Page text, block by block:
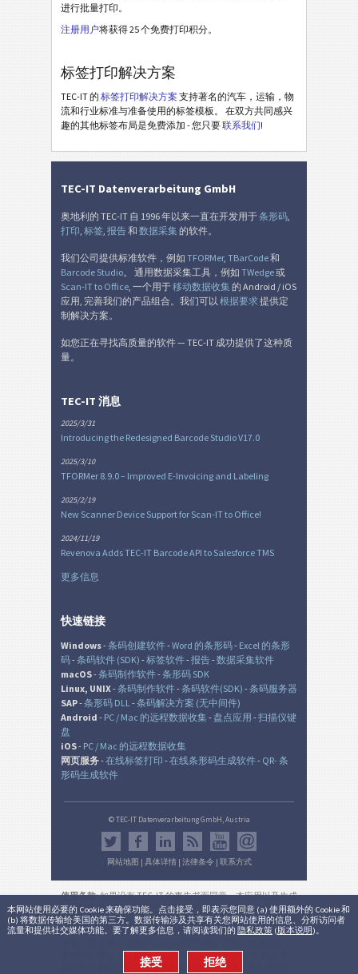
本网站使用必要的 Cookie 来确保功能。点击接受，即表示您同意 (a) 使用额外的 Cookie 和
(b) 将数据传输给美国的第三方。数据传输涉及共享有关您网站使用的信息、分析访问者
流量和提供社交媒体功能。要了解更多信息，请阅读我们的 隐私政策 (版本说明)。
接受 拒绝
BOSCH MAT Label 70*48
BOSCH Neutral 70x17mm
BOSCH Neutral 17x17mm
MAT
MAT 标签
I 库存标签
NF Nutrition Labels
€ SEPA 授权
₣ 瑞士 QR 账单
进行批量打印。
注册用户将获得 25 个免费打印积分。
标签打印解决方案
TEC-IT 的 标签打印解决方案 支持著名的汽车，运输，物
流和行业标准与准备使用的标签模板。 在双方共同感兴
趣的其他标签布局是免费添加 - 您只要联系我们!
TEC-IT Datenverarbeitung GmbH
奥地利的 TEC-IT 自 1996 年以来一直在开发用于条形码,
打印, 标签, 报告和 数据采集的软件。
我们公司提供标准软件，例如 TFORMer, TBarCode和
Barcode Studio。 通用数据采集工具，例如 TWedge或
Scan-IT to Office, 一个用于移动数据收集的 Android / iOS
应用, 完善我们的产品组合。我们可以 根据要求 提供定
制解决方案。
如您正在寻找高质量的软件 — TEC-IT 成功提供了这种质
量。
TEC-IT 消息
2025/3/31
Introducing the Redesigned Barcode Studio V17.0
2025/3/10
TFORMer 8.9.0 – Improved E-Invoicing and Labeling
2025/2/19
New Scanner Device Support for Scan-IT to Office!
2024/11/19
Revenova Adds TEC-IT Barcode API to Salesforce TMS
更多信息
快速链接
Windows-条码创建软件-Word 的条形码- Excel 的条形
码-条码软件 (SDK) -标签软件-报告-数据采集软件
macOS-条码制作软件-条形码 SDK
Linux, UNIX-条码制作软件-条码软件(SDK) -条码服务器
SAP-条形码 DLL-条码解决方案 (无中间件)
Android - PC / Mac 的远程数据收集- 盘点应用 -扫描仪键
盘
iOS- PC / Mac 的远程数据收集
网页服务-在线标签打印 -在线条形码生成软件- QR- 条
形码生成软件
© TEC-IT Datenverarbeitung GmbH, Austria
网站地图 | 具体详情| 法律条令| 联系方式
使用条款: 如果没有 TEC-IT 的事先书面同意，本应用以及生成
的输出是在非生产环境中的非商业的评估目的而设。 使用只
允许用于法律目的，并根据该有效的国家或国际法规。 本服
务的功能性，正确性和/或不间断可用性或所产生的结果不能
无需另行通知（不适用于有效订阅)。 商业用途仅是 TEC-IT
的书面批准后允许的。法律条件和隐私。版本: